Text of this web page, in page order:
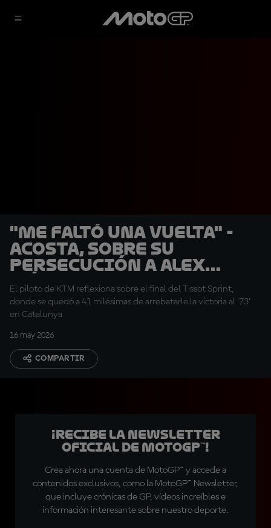
"Me faltó una vuelta" -
Acosta, sobre su
persecución a Alex
Márquez
El piloto de KTM reflexiona sobre el final del Tissot Sprint,
donde se quedó a 41 milésimas de arrebatarle la victoria al '73'
en Catalunya
16 may 2026
COMPARTIR
¡Recibe la Newsletter
oficial de MotoGP™!
Crea ahora una cuenta de MotoGP™ y accede a
contenidos exclusivos, como la MotoGP™ Newsletter,
que incluye crónicas de GP, vídeos increíbles e
información interesante sobre nuestro deporte.